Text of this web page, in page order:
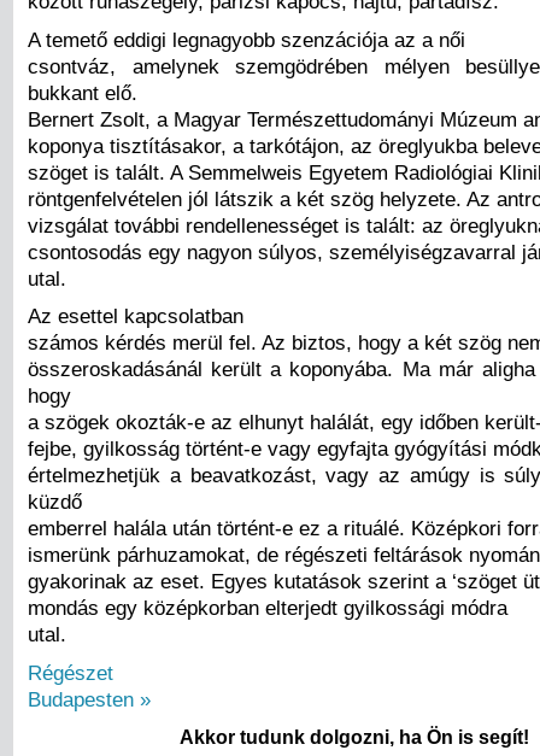
A temető eddigi legnagyobb szenzációja az a női
csontváz, amelynek szemgödrében mélyen
bukkant elő.
Bernert Zsolt, a Magyar Természettudományi Múzeum
koponya tisztításakor, a tarkótájon, az öreglyukba
szöget is talált. A Semmelweis Egyetem Radiológiai
röntgenfelvételen jól látszik a két szög helyzete. Az
vizsgálat további rendellenességet is talált: az
csontosodás egy nagyon súlyos, személyiségzavarral
utal.
Az esettel kapcsolatban
számos kérdés merül fel. Az biztos, hogy a két szög
összeroskadásánál került a koponyába. Ma már
hogy
a szögek okozták-e az elhunyt halálát, egy időben
fejbe, gyilkosság történt-e vagy egyfajta gyógyítási
értelmezhetjük a beavatkozást, vagy az amúgy is
küzdő
emberrel halála után történt-e ez a rituálé. Középkori
ismerünk párhuzamokat, de régészeti feltárások
gyakorinak az eset. Egyes kutatások szerint a ‘szöget
mondás egy középkorban elterjedt gyilkossági módra
utal.
Régészet
Budapesten »
Akkor tudunk dolgozni, ha Ön is segít!